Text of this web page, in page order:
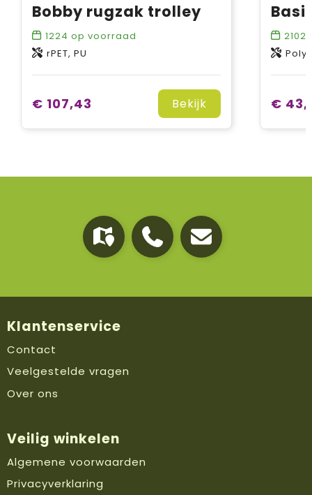
Bobby rugzak trolley
1224 op voorraad
rPET, PU
€ 107,43 Bekijk
2102
€
Klantenservice
Contact
Veelgestelde vragen
Over ons
Veilig winkelen
Algemene voorwaarden
Privacyverklaring